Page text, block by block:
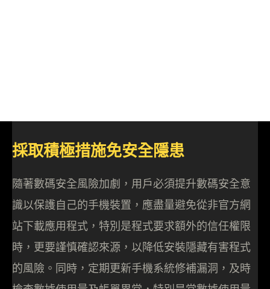
採取積極措施免安全隱患
隨著數碼安全風險加劇，用戶必須提升數碼安全意
識以保護自己的手機裝置，應盡量避免從非官方網
站下載應用程式，特別是程式要求額外的信任權限
時，更要謹慎確認來源，以降低安裝隱藏有害程式
的風險。同時，定期更新手機系統修補漏洞，及時